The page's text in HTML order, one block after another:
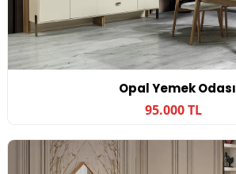
Opal Yemek Odası
95.000 TL